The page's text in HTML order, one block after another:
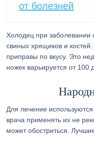
от болезней
Холодец при заболевании
свиных хрящиков и
приправы по вкусу. Это
ножек варьируется от 100
Для лечение
врача применять их не
может обостриться.